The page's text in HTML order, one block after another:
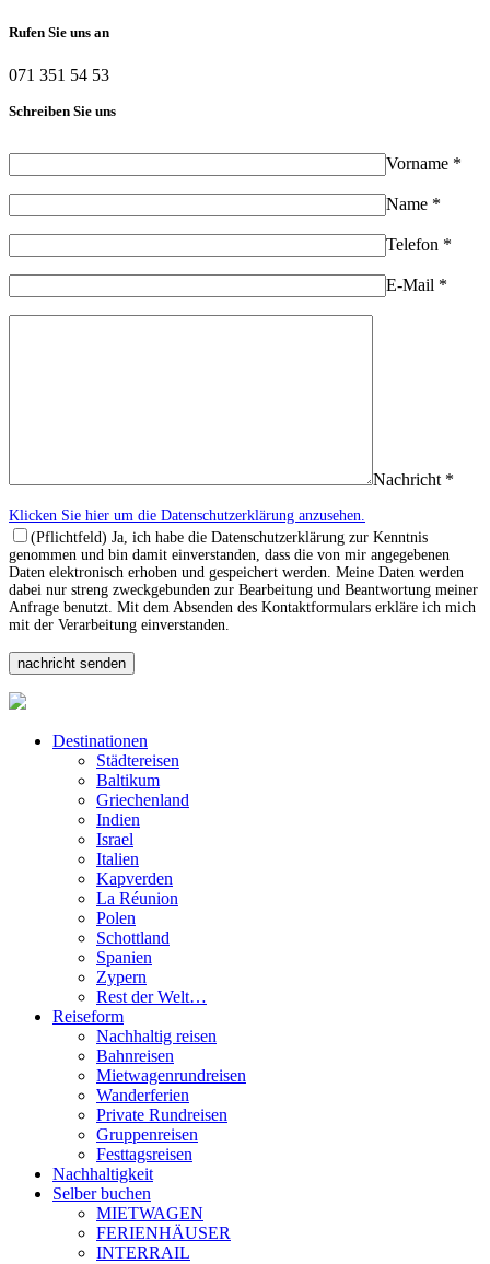
Rufen Sie uns an
071 351 54 53
Schreiben Sie uns
Vorname *
Name *
Telefon *
E-Mail *
Nachricht *
Klicken Sie hier um die Datenschutzerklärung anzusehen.
(Pflichtfeld) Ja, ich habe die Datenschutzerklärung zur Kenntnis
genommen und bin damit einverstanden, dass die von mir angegebenen
Daten elektronisch erhoben und gespeichert werden. Meine Daten werden
dabei nur streng zweckgebunden zur Bearbeitung und Beantwortung meiner
Anfrage benutzt. Mit dem Absenden des Kontaktformulars erkläre ich mich
mit der Verarbeitung einverstanden.
Destinationen
Städtereisen
Baltikum
Griechenland
Indien
Israel
Italien
Kapverden
La Réunion
Polen
Schottland
Spanien
Zypern
Rest der Welt…
Reiseform
Nachhaltig reisen
Bahnreisen
Mietwagenrundreisen
Wanderferien
Private Rundreisen
Gruppenreisen
Festtagsreisen
Nachhaltigkeit
Selber buchen
MIETWAGEN
FERIENHÄUSER
INTERRAIL